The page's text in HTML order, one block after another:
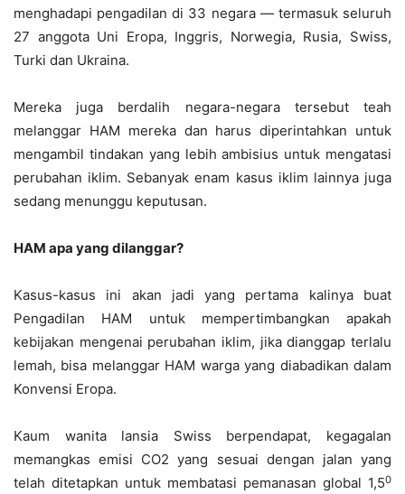
menghadapi pengadilan di 33 negara — termasuk seluruh
27 anggota Uni Eropa, Inggris, Norwegia, Rusia, Swiss,
Turki dan Ukraina.
Mereka juga berdalih negara-negara tersebut teah
melanggar HAM mereka dan harus diperintahkan untuk
mengambil tindakan yang lebih ambisius untuk mengatasi
perubahan iklim. Sebanyak enam kasus iklim lainnya juga
sedang menunggu keputusan.
HAM apa yang dilanggar?
Kasus-kasus ini akan jadi yang pertama kalinya buat
Pengadilan HAM untuk mempertimbangkan apakah
kebijakan mengenai perubahan iklim, jika dianggap terlalu
lemah, bisa melanggar HAM warga yang diabadikan dalam
Konvensi Eropa.
Kaum wanita lansia Swiss berpendapat, kegagalan
memangkas emisi CO2 yang sesuai dengan jalan yang
telah ditetapkan untuk membatasi pemanasan global 1,50